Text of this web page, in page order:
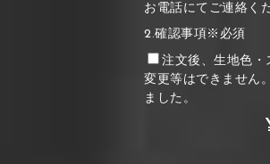
お電話にてご連絡く
2.確認事項※必須
注文後、生地色・
変更等はできません
ました。